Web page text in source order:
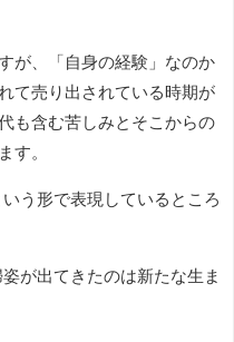
が、「自身の経験」なのか
て売り出されている時期が
も含む苦しみとそこからの
す。
う形で表現しているところ
が出てきたのは新たな生ま